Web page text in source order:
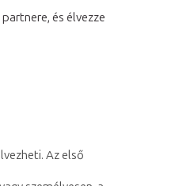
és élvezze
Az első